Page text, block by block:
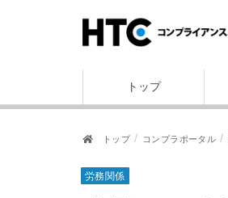
トップ
トップ コンプラポータル
労務関係